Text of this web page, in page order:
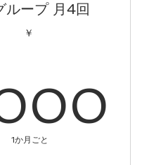
ループ 月4回
￥
1か月ごと